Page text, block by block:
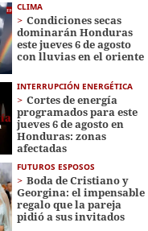
CLIMA
Condiciones secas
dominarán Honduras
este jueves 6 de agosto
con lluvias en el oriente
INTERRUPCIÓN ENERGÉTICA
Cortes de energía
programados para este
jueves 6 de agosto en
Honduras: zonas
afectadas
FUTUROS ESPOSOS
Boda de Cristiano y
Georgina: el impensable
regalo que la pareja
pidió a sus invitados